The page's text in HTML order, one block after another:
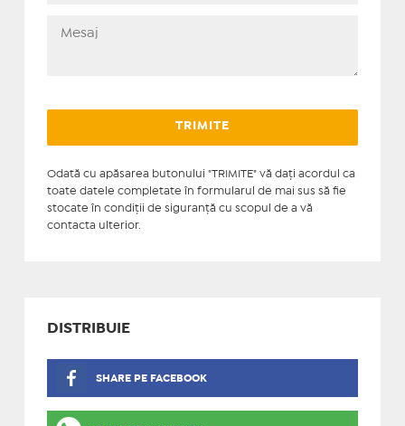
Odată cu apăsarea butonului "TRIMITE" vă daţi acordul ca
toate datele completate în formularul de mai sus să fie
stocate în condiţii de siguranţă cu scopul de a vă
contacta ulterior.
DISTRIBUIE
SHARE PE FACEBOOK